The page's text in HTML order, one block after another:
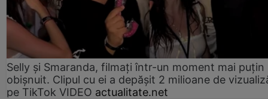
Selly și Smaranda, filmați într-un moment mai puțin
obișnuit. Clipul cu ei a depășit 2 milioane de
pe TikTok VIDEO actualitate.net